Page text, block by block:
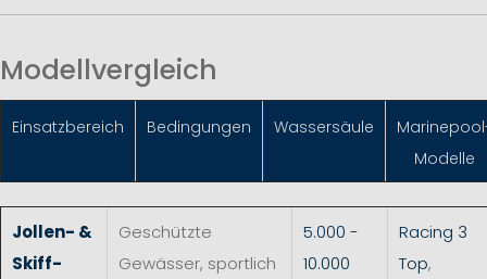
Modellvergleich
Einsatzbereich Bedingungen Wassersäule
Modelle
Jollen- &
Skiff-
Geschützte
Gewässer, sportlich
5.000 -
10.000
Racing 3
Top,